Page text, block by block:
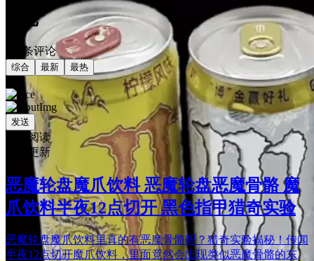
评论
共0条评论
综合 最新 最热
发送
相关阅读
最新更新
恶魔轮盘魔爪饮料 恶魔轮盘恶魔骨骼 魔
爪饮料半夜12点切开 黑色指甲猎奇实验
恶魔轮盘魔爪饮料里真的有恶魔骨骼吗？猎奇实验揭秘！传闻
半夜12点切开魔爪饮料，里面竟然会出现类似恶魔骨骼的东